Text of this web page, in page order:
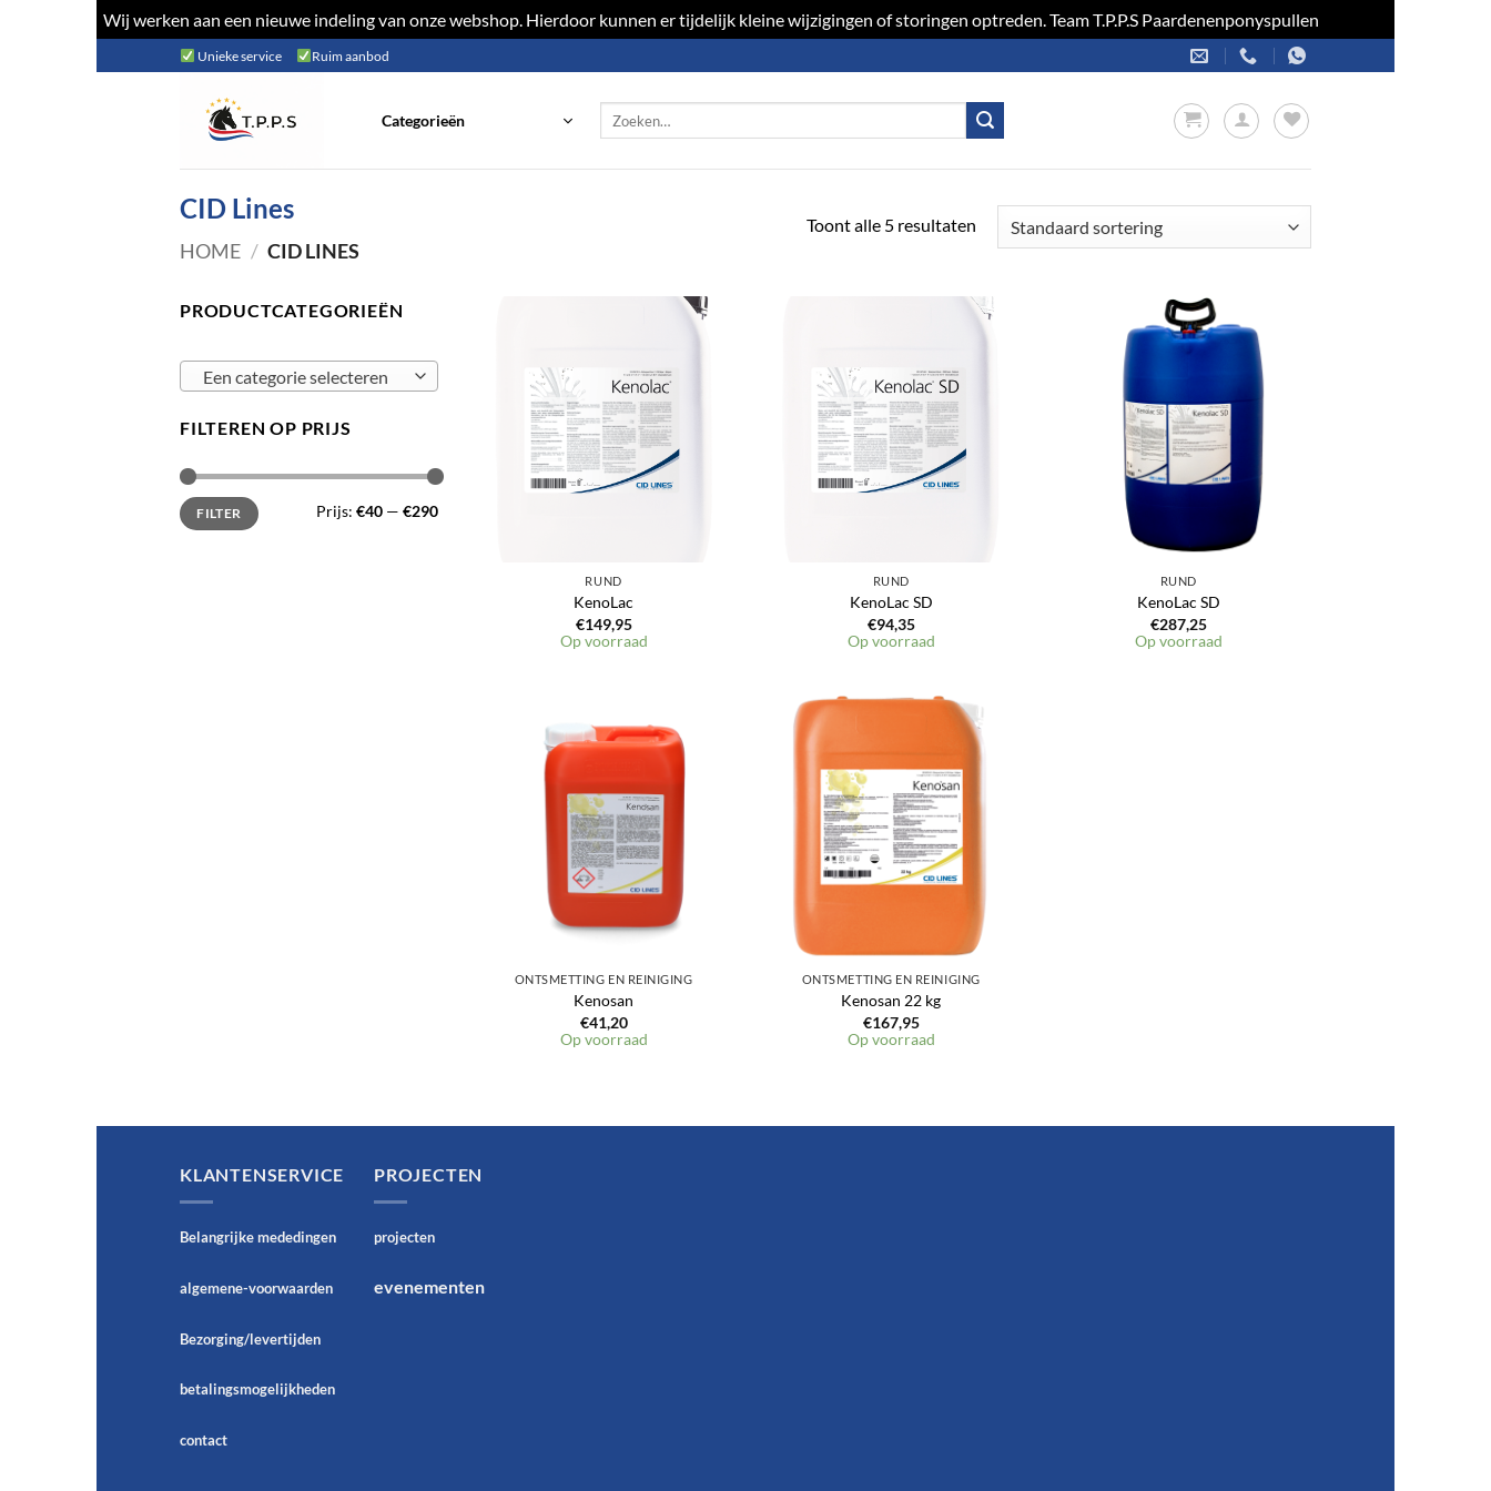
Wij werken aan een nieuwe indeling van onze webshop. Hierdoor kunnen er tijdelijk kleine wijzigingen of storingen optreden. Team T.P.P.S Paardenenponyspullen
naar
Unieke service Ruim aanbod
Categorieën
CID Lines
HOME / CID LINES
Toont alle 5 resultaten
PRODUCTCATEGORIEËN
Een categorie selecteren
FILTEREN OP PRIJS
Min.
prijs
Max.
prijsFILTER Prijs: €40— €290
verlanglijst
RUND
KenoLac
€149,95
Op voorraad
verlanglijst
RUND
KenoLac SD
€94,35
Op voorraad
Toevoegen
aan
verlanglijst
RUND
KenoLac SD
€287,25
Op voorraad
Toevoegen
ONTSMETTING EN REINIGING
Kenosan
€41,20
Op voorraad
Toevoegen
verlanglijst
ONTSMETTING EN REINIGING
Kenosan 22 kg
€167,95
Op voorraad
KLANTENSERVICE
Belangrijke mededingen
algemene-voorwaarden
Bezorging/levertijden
betalingsmogelijkheden
contact
PROJECTEN
projecten
evenementen